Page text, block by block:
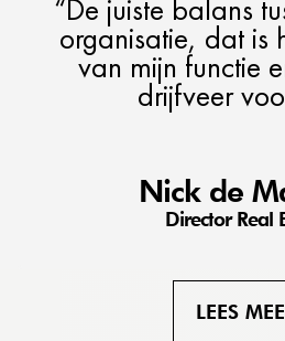
“De juiste balans
organisatie, dat is
van mijn functie
drijfveer
Nick de
Director Real
LEES